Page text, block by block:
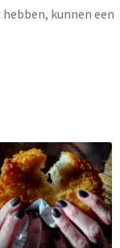
kunnen een